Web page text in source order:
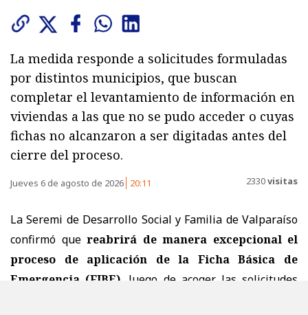
La medida responde a solicitudes formuladas
por distintos municipios, que buscan
completar el levantamiento de información en
viviendas a las que no se pudo acceder o cuyas
fichas no alcanzaron a ser digitadas antes del
cierre del proceso.
Jueves 6 de agosto de 2026 20:11 2330visitas
La Seremi de Desarrollo Social y Familia de Valparaíso
confirmó que reabrirá de manera excepcional el
proceso de aplicación de la Ficha Básica de
Emergencia (FIBE) , luego de acoger las solicitudes